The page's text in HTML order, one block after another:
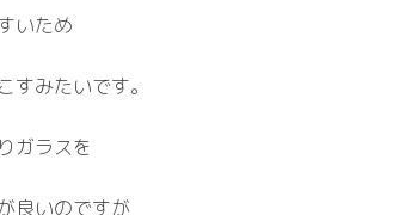
いため
すみたいです。
ガラスを
良いのですが